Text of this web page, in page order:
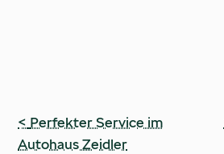
Beitragsnavigation
< Perfekter Service im
Autohaus Zeidler